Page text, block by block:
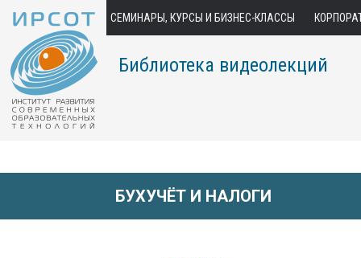
СЕМИНАРЫ, КУРСЫ И БИЗНЕС-КЛАССЫ
Библиотека видеолекций
БУХУЧЁТ И НАЛОГИ